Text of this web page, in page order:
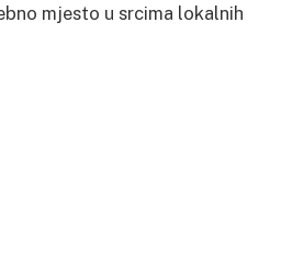
mjesto u srcima lokalnih